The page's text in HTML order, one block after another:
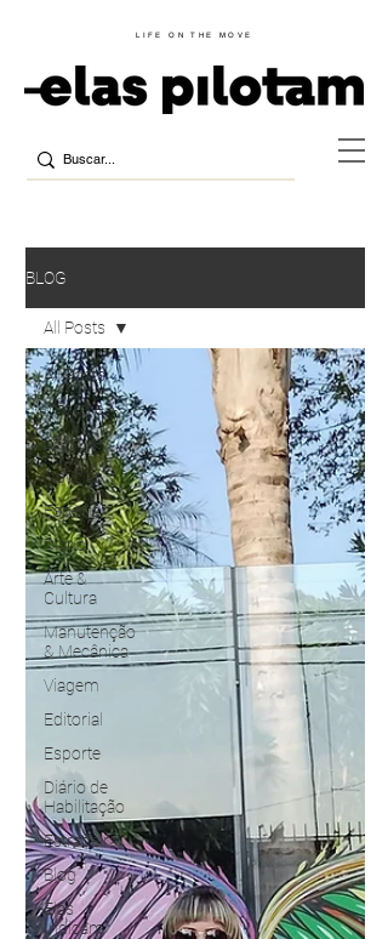
LIFE ON THE MOVE
BLOG
All Posts
Informe
Lifestyle
Notícias
Especial
Diário
Arte &
Cultura
Manutenção
& Mecânica
Viagem
Editorial
Esporte
Diário de
Habilitação
Estradeira
Blog
Elas
Indicam
All Posts